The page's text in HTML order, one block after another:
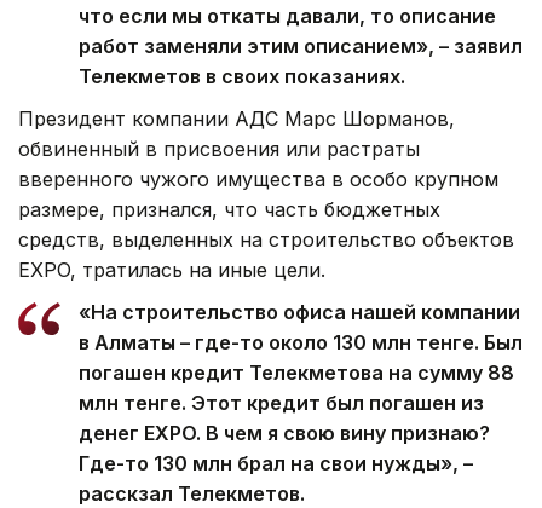
что если мы откаты давали, то описание
работ заменяли этим описанием», – заявил
Телекметов в своих показаниях.
Президент компании АДС Марс Шорманов,
обвиненный в присвоения или растраты
вверенного чужого имущества в особо крупном
размере, признался, что часть бюджетных
средств, выделенных на строительство объектов
EXPO, тратилась на иные цели.
«На строительство офиса нашей компании
в Алматы – где-то около 130 млн тенге. Был
погашен кредит Телекметова на сумму 88
млн тенге. Этот кредит был погашен из
денег EXPO. В чем я свою вину признаю?
Где-то 130 млн брал на свои нужды», –
расскзал Телекметов.